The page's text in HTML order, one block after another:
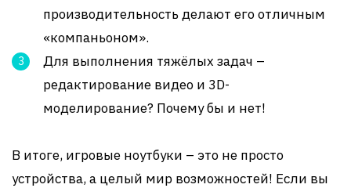
производительность делают его отличным
«компаньоном».
Для выполнения тяжёлых задач –
редактирование видео и 3D-
моделирование? Почему бы и нет!
В итоге, игровые ноутбуки – это не просто
устройства, а целый мир возможностей! Если вы